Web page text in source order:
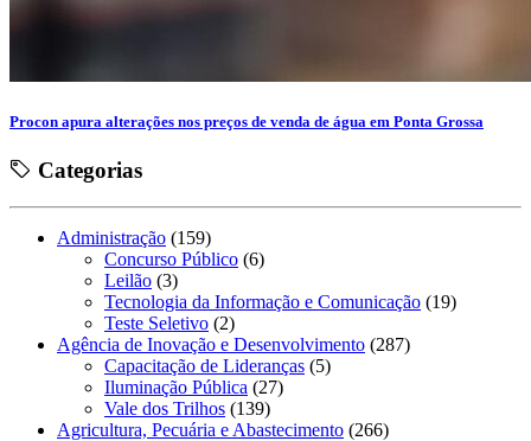
Procon apura alterações nos preços de venda de água em Ponta Grossa
Categorias
Administração (159)
Concurso Público (6)
Leilão (3)
Tecnologia da Informação e Comunicação (19)
Teste Seletivo (2)
Agência de Inovação e Desenvolvimento (287)
Capacitação de Lideranças (5)
Iluminação Pública (27)
Vale dos Trilhos (139)
Agricultura, Pecuária e Abastecimento (266)